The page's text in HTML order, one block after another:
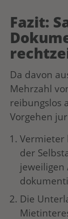
Fazit:
Da davon
Mehrzahl
reibungslos
Vorgehen
Vermieter
der
jeweiligen
Die